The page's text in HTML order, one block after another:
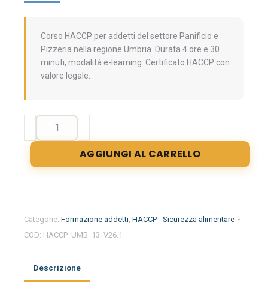
Corso HACCP per addetti del settore Panificio e
Pizzeria nella regione Umbria. Durata 4 ore e 30
minuti, modalità e-learning. Certificato HACCP con
valore legale.
Formazione
per
addetti
alimentare
regione
Umbria
Panificio
e
AGGIUNGI AL CARRELLO
Categorie: Formazione addetti, HACCP - Sicurezza alimentare
COD: HACCP_UMB_13_V26.1
Descrizione